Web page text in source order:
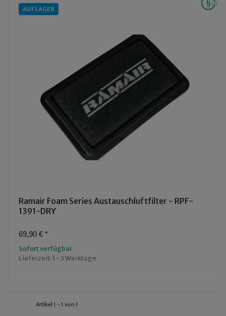
AUF LAGER
Ramair Foam Series Austauschluftfilter - RPF-
1391-DRY
69,90 € *
Sofort verfügbar
Lieferzeit:1 - 3 Werktage
Artikel 1 - 1 von 1